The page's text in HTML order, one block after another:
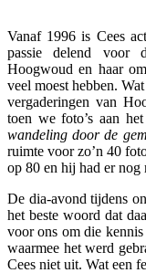
Vanaf 1996 is Cees
passie delend voor
Hoogwoud en haar
veel moest hebben.
vergaderingen van
toen we foto’s aan
wandeling door de
ruimte voor zo’n 40
op 80 en hij had er nog
De dia-avond tijdens
het beste woord dat
voor ons om die
waarmee het werd
Cees niet uit. Wat een